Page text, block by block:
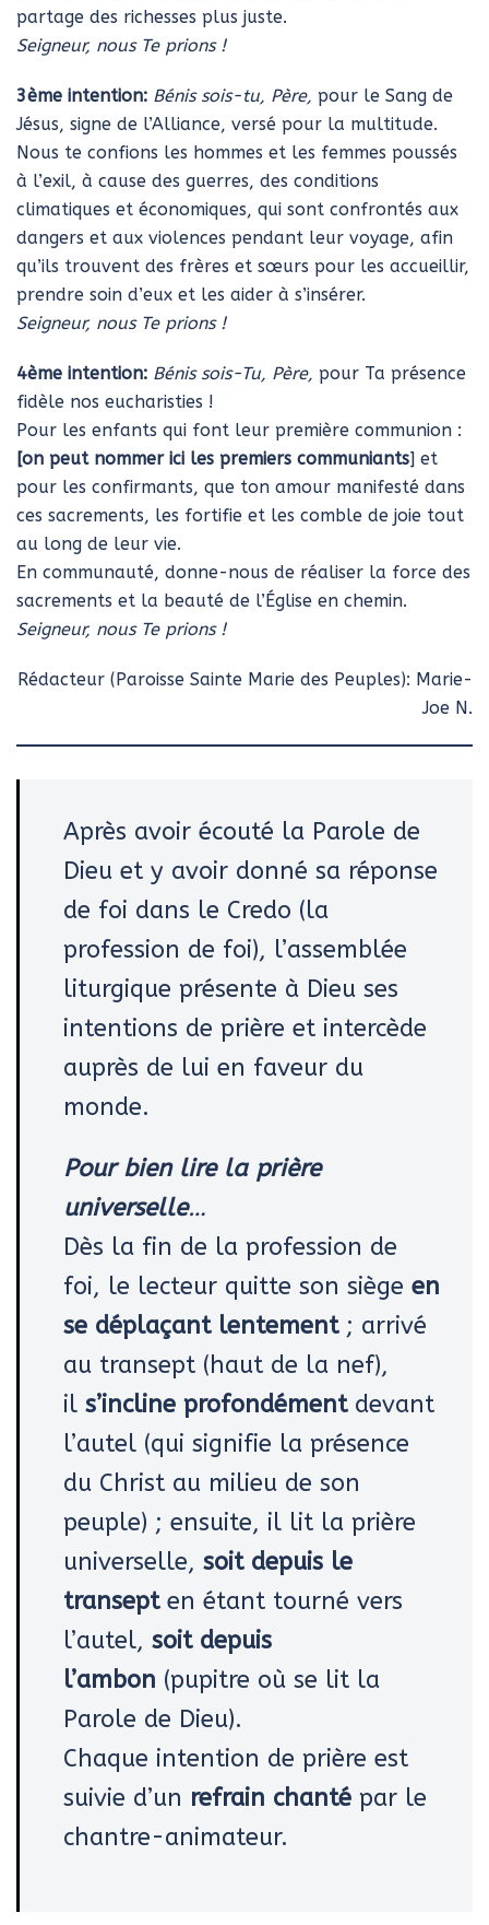
partage des richesses plus juste.
Seigneur, nous Te prions !
3ème intention: Bénis sois-tu, Père, pour le Sang de
Jésus, signe de l’Alliance, versé pour la multitude.
Nous te confions les hommes et les femmes poussés
à l’exil, à cause des guerres, des conditions
climatiques et économiques, qui sont confrontés aux
dangers et aux violences pendant leur voyage, afin
qu’ils trouvent des frères et sœurs pour les accueillir,
prendre soin d’eux et les aider à s’insérer.
Seigneur, nous Te prions !
4ème intention: Bénis sois-Tu, Père, pour Ta présence
fidèle nos eucharisties !
Pour les enfants qui font leur première communion :
[on peut nommer ici les premiers communiants] et
pour les confirmants, que ton amour manifesté dans
ces sacrements, les fortifie et les comble de joie tout
au long de leur vie.
En communauté, donne-nous de réaliser la force des
sacrements et la beauté de l’Église en chemin.
Seigneur, nous Te prions !
Rédacteur (Paroisse Sainte Marie des Peuples): Marie-
Joe N.
Après avoir écouté la Parole de
Dieu et y avoir donné sa réponse
de foi dans le Credo (la
profession de foi), l’assemblée
liturgique présente à Dieu ses
intentions de prière et intercède
auprès de lui en faveur du
monde.
Pour bien lire la prière
universelle…
Dès la fin de la profession de
foi, le lecteur quitte son siège en
se déplaçant lentement ; arrivé
au transept (haut de la nef),
il s’incline profondémentdevant
l’autel (qui signifie la présence
du Christ au milieu de son
peuple) ; ensuite, il lit la prière
universelle, soit depuis le
transept en étant tourné vers
l’autel, soit depuis
l’ambon (pupitre où se lit la
Parole de Dieu).
Chaque intention de prière est
suivie d’un refrain chanté par le
chantre-animateur.